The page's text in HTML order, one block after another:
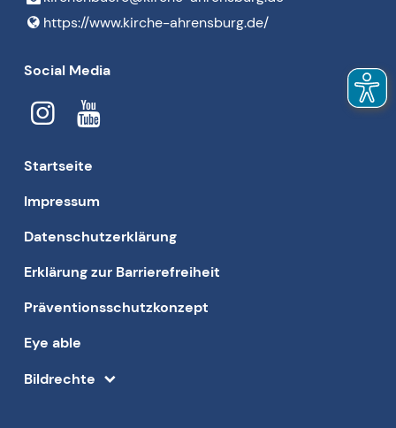
https://www.​kirche-ahrensburg.​de/
Social Media
Startseite
Impressum
Datenschutzerklärung
Erklärung zur Barrierefreiheit
Präventionsschutzkonzept
Eye able
Bildrechte